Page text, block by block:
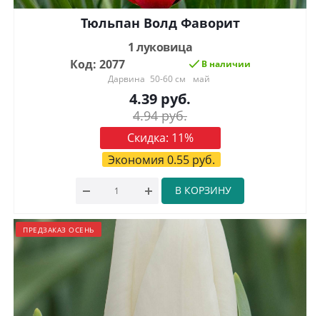
Тюльпан Волд Фаворит
1 луковица
Код: 2077
В наличии
Дарвина 50-60 см май
4.39 руб.
4.94руб.
Скидка: 11%
Экономия 0.55руб.
В КОРЗИНУ
ПРЕДЗАКАЗ ОСЕНЬ